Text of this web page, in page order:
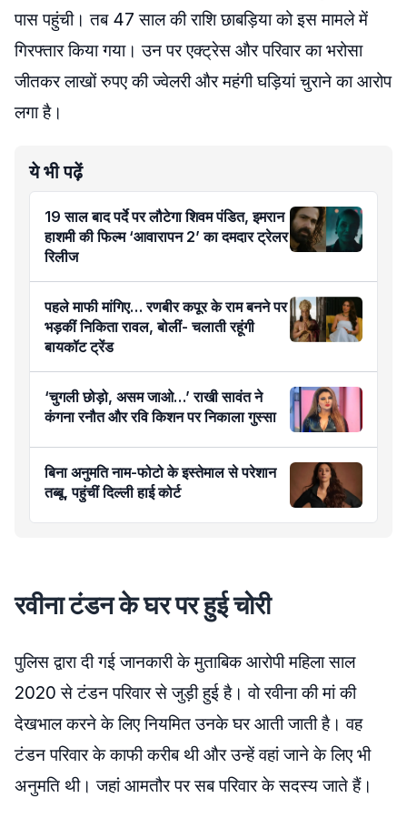
पास पहुंची। तब 47 साल की राशि छाबड़िया को इस मामले में
गिरफ्तार किया गया। उन पर एक्ट्रेस और परिवार का भरोसा
जीतकर लाखों रुपए की ज्वेलरी और महंगी घड़ियां चुराने का आरोप
लगा है।
ये भी पढ़ें
19 साल बाद पर्दे पर लौटेगा शिवम पंडित, इमरान
हाशमी की फिल्म ‘आवारापन 2’ का दमदार ट्रेलर
रिलीज
पहले माफी मांगिए… रणबीर कपूर के राम बनने पर
भड़कीं निकिता रावल, बोलीं- चलाती रहूंगी
बायकॉट ट्रेंड
‘चुगली छोड़ो, असम जाओ…’ राखी सावंत ने
कंगना रनौत और रवि किशन पर निकाला गुस्सा
बिना अनुमति नाम-फोटो के इस्तेमाल से परेशान
तब्बू, पहुंचीं दिल्ली हाई कोर्ट
रवीना टंडन के घर पर हुई चोरी
पुलिस द्वारा दी गई जानकारी के मुताबिक आरोपी महिला साल
2020 से टंडन परिवार से जुड़ी हुई है। वो रवीना की मां की
देखभाल करने के लिए नियमित उनके घर आती जाती है। वह
टंडन परिवार के काफी करीब थी और उन्हें वहां जाने के लिए भी
अनुमति थी। जहां आमतौर पर सब परिवार के सदस्य जाते हैं।